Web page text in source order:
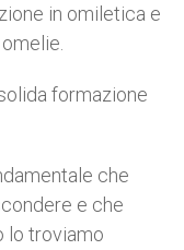
in omiletica e
formazione
che
e che
lo troviamo